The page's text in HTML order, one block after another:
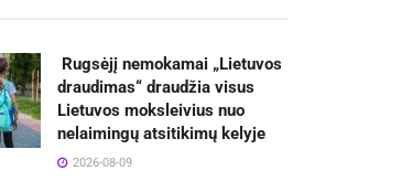
Rugsėjį nemokamai „Lietuvos
draudimas“ draudžia visus
Lietuvos moksleivius nuo
nelaimingų atsitikimų kelyje
2026-08-09